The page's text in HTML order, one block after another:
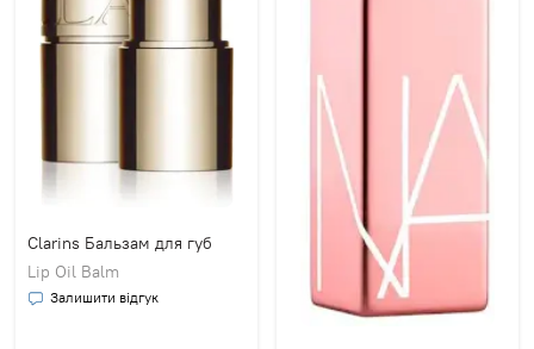
Clarins Бальзам для губ
Lip Oil Balm
Залишити відгук